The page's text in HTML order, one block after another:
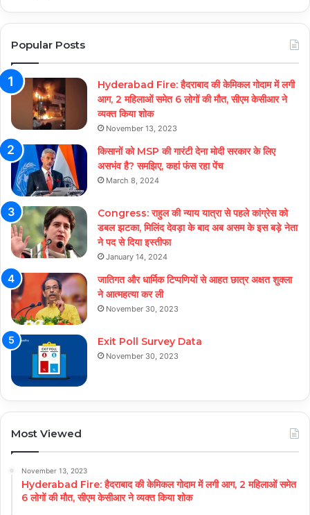
Popular Posts
Hyderabad Fire: हैदराबाद की केमिकल गोदाम में लगी
आग, 2 महिलाओं समेत 6 लोगों की मौत, सीएम केसीआर ने
व्यक्त किया शोक
November 13, 2023
किसानों को MSP की गारंटी देना मोदी सरकार के लिए
असभंव है? समझिए, कहां फंस रहा पेंच
March 8, 2024
Congress: राहुल की न्याय यात्रा से पहले कांग्रेस को
डबल झटका, मिलिंद देवड़ा के बाद अब असम के इस बड़े नेता
ने पद से दिया इस्तीफा
January 14, 2024
जातिगत और धार्मिक टिप्पणियों से आहत छात्र अक्षत शुक्ला
ने आत्महत्या कर ली
November 30, 2023
Exit Poll Survey Data
November 30, 2023
Most Viewed
November 13, 2023
Hyderabad Fire: हैदराबाद की केमिकल गोदाम में लगी आग, 2 महिलाओं समेत
6 लोगों की मौत, सीएम केसीआर ने व्यक्त किया शोक